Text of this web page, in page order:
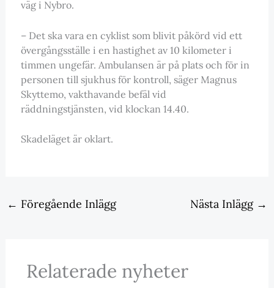
väg i Nybro.
– Det ska vara en cyklist som blivit påkörd vid ett
övergångsställe i en hastighet av 10 kilometer i
timmen ungefär. Ambulansen är på plats och för in
personen till sjukhus för kontroll, säger Magnus
Skyttemo, vakthavande befäl vid
räddningstjänsten, vid klockan 14.40.
Skadeläget är oklart.
← Föregående Inlägg Nästa Inlägg →
Relaterade nyheter